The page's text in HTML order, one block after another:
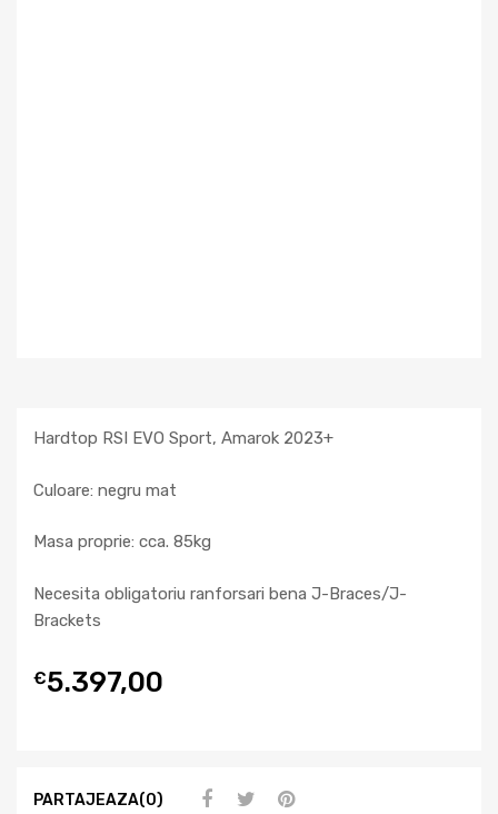
Hardtop RSI EVO Sport, Amarok 2023+
Culoare: negru mat
Masa proprie: cca. 85kg
Necesita obligatoriu ranforsari bena J-Braces/J-
Brackets
€5.397,00
PARTAJEAZA(0)